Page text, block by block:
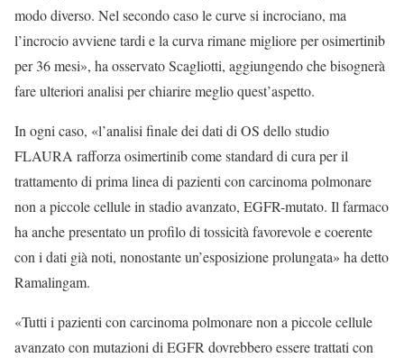
modo diverso. Nel secondo caso le curve si incrociano, ma
l’incrocio avviene tardi e la curva rimane migliore per osimertinib
per 36 mesi», ha osservato Scagliotti, aggiungendo che bisognerà
fare ulteriori analisi per chiarire meglio quest’aspetto.
In ogni caso, «l’analisi finale dei dati di OS dello studio
FLAURA rafforza osimertinib come standard di cura per il
trattamento di prima linea di pazienti con carcinoma polmonare
non a piccole cellule in stadio avanzato, EGFR-mutato. Il farmaco
ha anche presentato un profilo di tossicità favorevole e coerente
con i dati già noti, nonostante un’esposizione prolungata» ha detto
Ramalingam.
«Tutti i pazienti con carcinoma polmonare non a piccole cellule
avanzato con mutazioni di EGFR dovrebbero essere trattati con